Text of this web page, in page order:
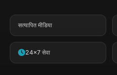
सत्यापित मीडिया
24x7 सेवा